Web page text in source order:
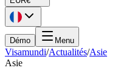
Démo Menu
Visamundi/Actualités/Asie
Asie